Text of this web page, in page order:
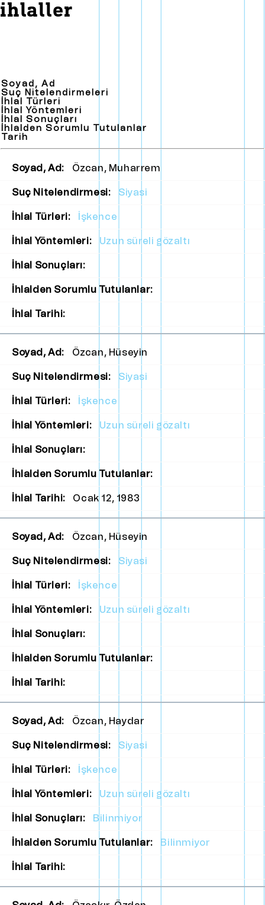
ihlaller
Soyad, Ad
Suç Nitelendirmeleri
İhlal Türleri
İhlal Yöntemleri
İhlal Sonuçları
İhlalden Sorumlu Tutulanlar
Tarih
Soyad, Ad: Özcan, Muharrem
Suç Nitelendirmesi: Siyasi
İhlal Türleri: İşkence
İhlal Yöntemleri: Uzun süreli gözaltı
İhlal Sonuçları:
İhlalden Sorumlu Tutulanlar:
İhlal Tarihi:
Soyad, Ad: Özcan, Hüseyin
Suç Nitelendirmesi: Siyasi
İhlal Türleri: İşkence
İhlal Yöntemleri: Uzun süreli gözaltı
İhlal Sonuçları:
İhlalden Sorumlu Tutulanlar:
İhlal Tarihi: Ocak 12, 1983
Soyad, Ad: Özcan, Hüseyin
Suç Nitelendirmesi: Siyasi
İhlal Türleri: İşkence
İhlal Yöntemleri: Uzun süreli gözaltı
İhlal Sonuçları:
İhlalden Sorumlu Tutulanlar:
İhlal Tarihi:
Soyad, Ad: Özcan, Haydar
Suç Nitelendirmesi: Siyasi
İhlal Türleri: İşkence
İhlal Yöntemleri: Uzun süreli gözaltı
İhlal Sonuçları: Bilinmiyor
İhlalden Sorumlu Tutulanlar: Bilinmiyor
İhlal Tarihi: